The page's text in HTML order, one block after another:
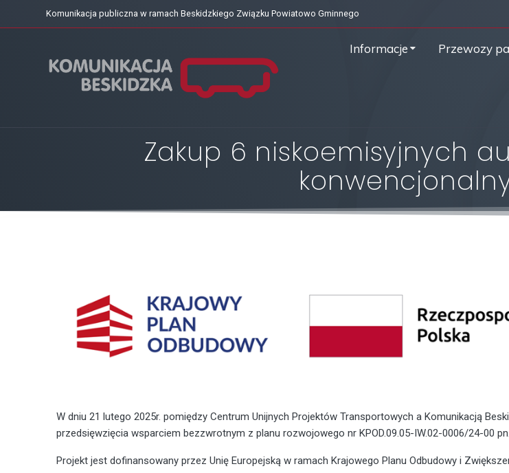
to
Komunikacja publiczna w ramach Beskidzkiego Związku Powiatowo Gminnego
Informacje Przewozy
Zakup 6 niskoemisyjnych
W dniu 21 lutego 2025r. pomiędzy Centrum Unijnych Projektów Transportowych a Komunikacją
przedsięwzięcia wsparciem bezzwrotnym z planu rozwojowego nr KPOD.09.05-IW.02-0006/24-00
Projekt jest dofinansowany przez Unię Europejską w ramach Krajowego Planu Odbudowy i